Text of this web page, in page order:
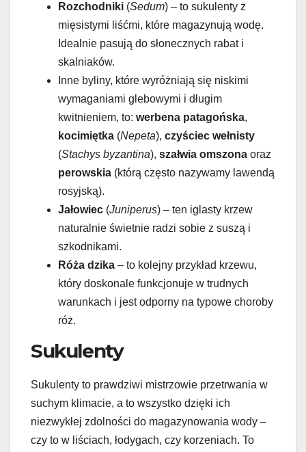
Rozchodniki (Sedum) – to sukulenty z
mięsistymi liśćmi, które magazynują wodę.
Idealnie pasują do słonecznych rabat i
skalniaków.
Inne byliny, które wyróżniają się niskimi
wymaganiami glebowymi i długim
kwitnieniem, to: werbena patagońska,
kocimiętka (Nepeta), czyściec wełnisty
(Stachys byzantina), szałwia omszona oraz
perowskia (którą często nazywamy lawendą
rosyjską).
Jałowiec (Juniperus) – ten iglasty krzew
naturalnie świetnie radzi sobie z suszą i
szkodnikami.
Róża dzika – to kolejny przykład krzewu,
który doskonale funkcjonuje w trudnych
warunkach i jest odporny na typowe choroby
róż.
Sukulenty
Sukulenty to prawdziwi mistrzowie przetrwania w
suchym klimacie, a to wszystko dzięki ich
niezwykłej zdolności do magazynowania wody –
czy to w liściach, łodygach, czy korzeniach. To